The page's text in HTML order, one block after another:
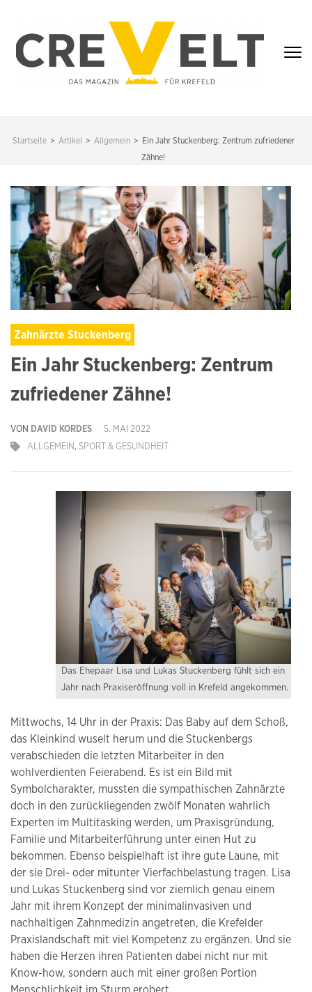
springen
(Enter
KREFELD
Startseite > Artikel > Allgemein >
Ein Jahr Stuckenberg: Zentrum zufriedener
Zähne!
Zahnärzte Stuckenberg
Ein Jahr Stuckenberg: Zentrum
zufriedener Zähne!
VON DAVID KORDES
5. MAI 2022
ALLGEMEIN, SPORT & GESUNDHEIT
Das Ehepaar Lisa und Lukas Stuckenberg fühlt sich ein
Jahr nach Praxiseröffnung voll in Krefeld angekommen.
Mittwochs, 14 Uhr in der Praxis: Das Baby auf dem Schoß,
das Kleinkind wuselt herum und die Stuckenbergs
verabschieden die letzten Mitarbeiter in den
wohlverdienten Feierabend. Es ist ein Bild mit
Symbolcharakter, mussten die sympathischen Zahnärzte
doch in den zurückliegenden zwölf Monaten wahrlich
Experten im Multitasking werden, um Praxisgründung,
Familie und Mitarbeiterführung unter einen Hut zu
bekommen. Ebenso beispielhaft ist ihre gute Laune, mit
der sie Drei- oder mitunter Vierfachbelastung tragen. Lisa
und Lukas Stuckenberg sind vor ziemlich genau einem
Jahr mit ihrem Konzept der minimalinvasiven und
nachhaltigen Zahnmedizin angetreten, die Krefelder
Praxislandschaft mit viel Kompetenz zu ergänzen. Und sie
haben die Herzen ihren Patienten dabei nicht nur mit
Know-how, sondern auch mit einer großen Portion
Menschlichkeit im Sturm erobert.